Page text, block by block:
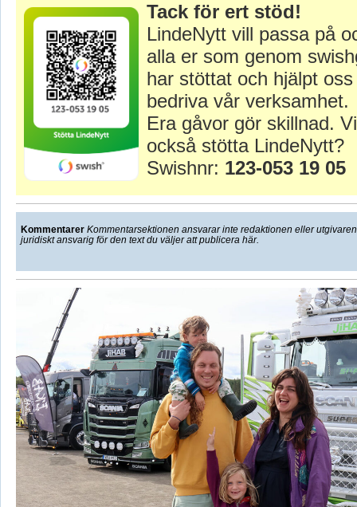
Tack för ert stöd!
LindeNytt vill passa på
alla er som genom
har stöttat och hjälpt
bedriva vår verksamhet.
Era gåvor gör skillnad.
också stötta LindeNytt?
Swishnr: 123-053 19 05
Kommentarer Kommentarsektionen ansvarar inte redaktionen eller
juridiskt ansvarig för den text du väljer att publicera här.